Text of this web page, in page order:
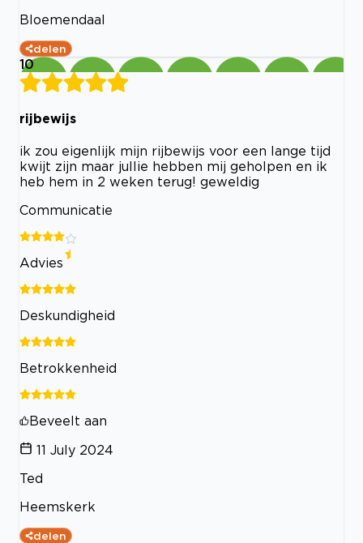
Bloemendaal
delen
10
rijbewijs
ik zou eigenlijk mijn rijbewijs voor een lange tijd
kwijt zijn maar jullie hebben mij geholpen en ik
heb hem in 2 weken terug! geweldig
Communicatie
Advies
Deskundigheid
Betrokkenheid
Beveelt aan
11 July 2024
Ted
Heemskerk
delen